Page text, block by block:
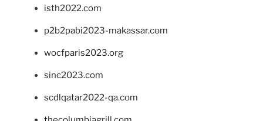
isth2022.com
p2b2pabi2023-makassar.com
wocfparis2023.org
sinc2023.com
scdlqatar2022-qa.com